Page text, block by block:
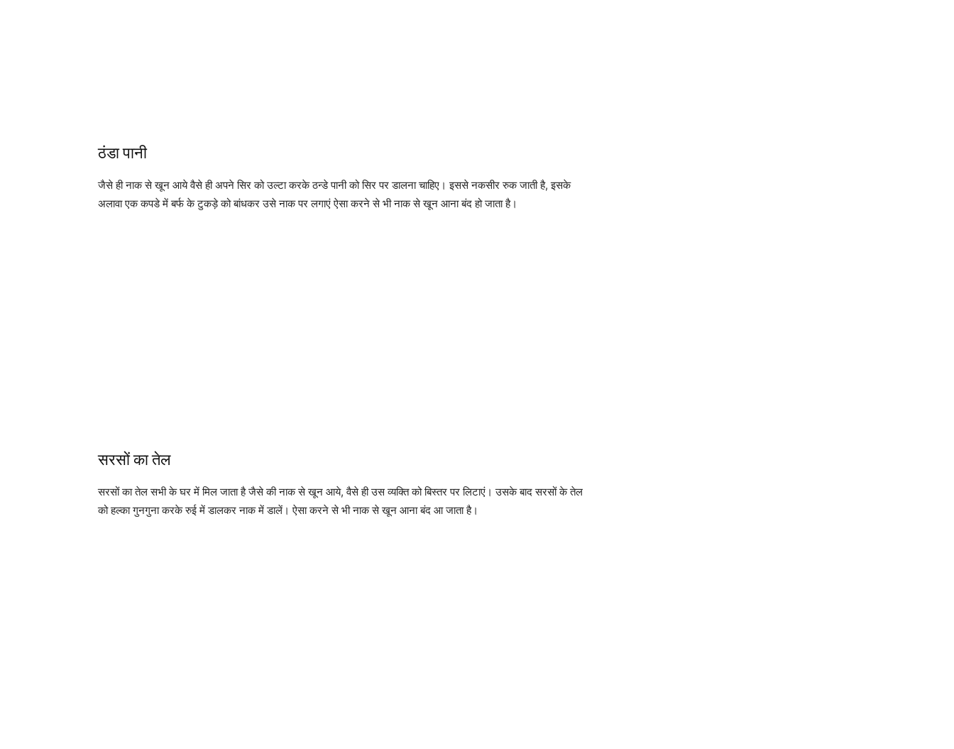
ठंडा पानी
जैसे ही नाक से खून आये वैसे ही अपने सिर को उल्टा करके ठन्डे पानी को सिर पर डालना चाहिए। इससे नकसीर रुक जाती है, इसके
अलावा एक कपडे में बर्फ के टुकड़े को बांधकर उसे नाक पर लगाएं ऐसा करने से भी नाक से खून आना बंद हो जाता है।
सरसों का तेल
सरसों का तेल सभी के घर में मिल जाता है जैसे की नाक से खून आये, वैसे ही उस व्यक्ति को बिस्तर पर लिटाएं। उसके बाद सरसों के तेल
को हल्का गुनगुना करके रुई में डालकर नाक में डालें। ऐसा करने से भी नाक से खून आना बंद आ जाता है।